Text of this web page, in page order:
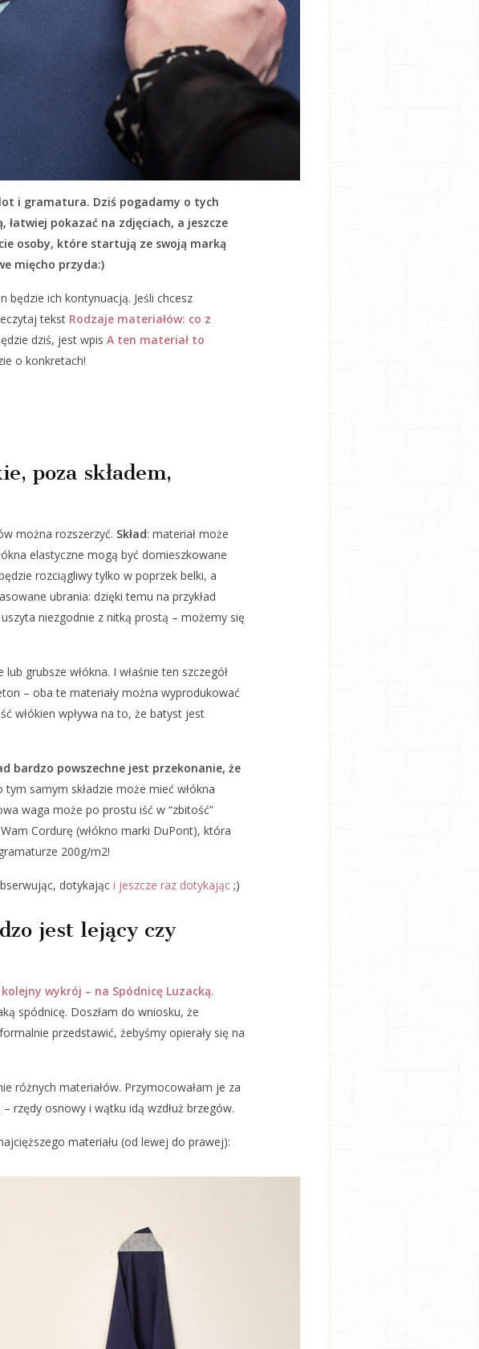
i gramatura. Dziś pogadamy o tych
pokazać na zdjęciach, a jeszcze
osoby, które startują ze swoją marką
mięcho przyda:)
będzie ich kontynuacją. Jeśli chcesz
tekst Rodzaje materiałów: co z
dziś, jest wpisA ten materiał to
o konkretach!
poza składem,
można rozszerzyć. Skład: materiał może
elastyczne mogą być domieszkowane
rozciągliwy tylko w poprzek belki, a
ubrania: dzięki temu na przykład
niezgodnie z nitką prostą – możemy się
grubsze włókna. I właśnie ten szczegół
– oba te materiały można wyprodukować
włókien wpływa na to, że batyst jest
bardzo powszechne jest przekonanie, że
tym samym składzie może mieć włókna
waga może po prostu iść w “zbitość”
Cordurę (włókno marki DuPont), która
200g/m2!
dotykająci jeszcze raz dotykając ;)
jest lejący czy
wykrój – na Spódnicę Luzacką.
spódnicę. Doszłam do wniosku, że
przedstawić, żebyśmy opierały się na
różnych materiałów. Przymocowałam je za
rzędy osnowy i wątku idą wzdłuż brzegów.
materiału (od lewej do prawej):